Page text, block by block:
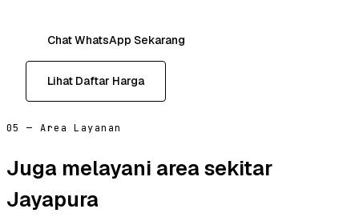
Chat WhatsApp Sekarang
Lihat Daftar Harga
05 — Area Layanan
Juga melayani area sekitar
Jayapura